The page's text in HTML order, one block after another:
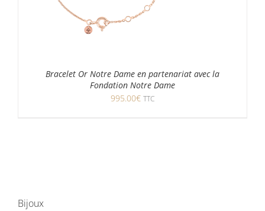
Bracelet Or Notre Dame en partenariat avec la
Fondation Notre Dame
995.00€ TTC
Bijoux